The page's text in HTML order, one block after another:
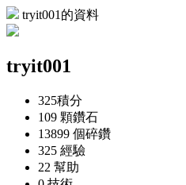
tryit001的資料
tryit001
325積分
109 顆鑽石
13899 個碎鑽
325 經驗
22 幫助